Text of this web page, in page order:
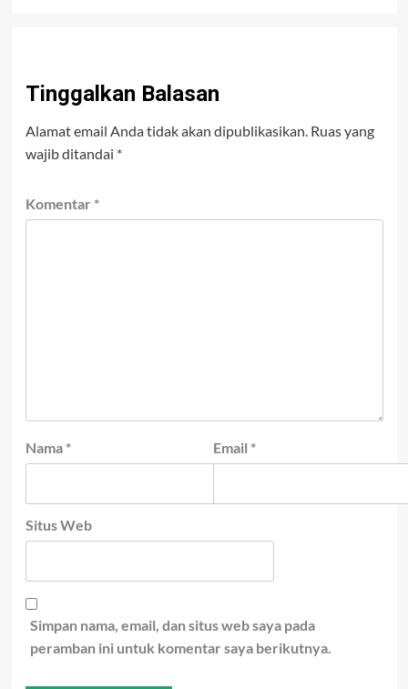
Tinggalkan Balasan
Alamat email Anda tidak akan dipublikasikan. Ruas yang
wajib ditandai *
Komentar *
Nama * Email *
Situs Web
Simpan nama, email, dan situs web saya pada
peramban ini untuk komentar saya berikutnya.